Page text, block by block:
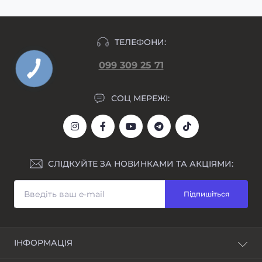
ТЕЛЕФОНИ:
099 309 25 71
СОЦ МЕРЕЖІ:
СЛІДКУЙТЕ ЗА НОВИНКАМИ ТА АКЦІЯМИ:
Підпишіться
ІНФОРМАЦІЯ